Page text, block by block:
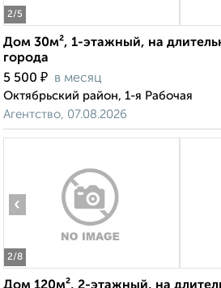
2/5
Дом 30м², 1-этажный, на
города
5 500 ₽ в месяц
Октябрьский район, 1-я Рабочая
Агентство, 07.08.2026
2/8
‹